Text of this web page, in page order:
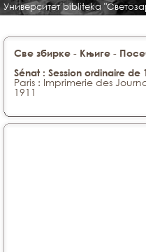
Университет bibliteka
Све збирке - Књиге -
Sénat : Session ordinaire
Paris : Imprimerie des
1911